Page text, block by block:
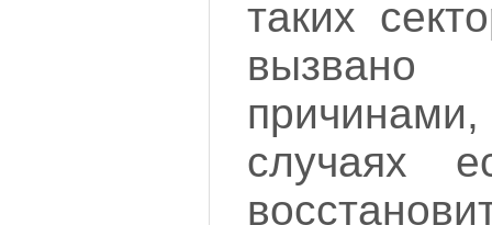
таких
случаях